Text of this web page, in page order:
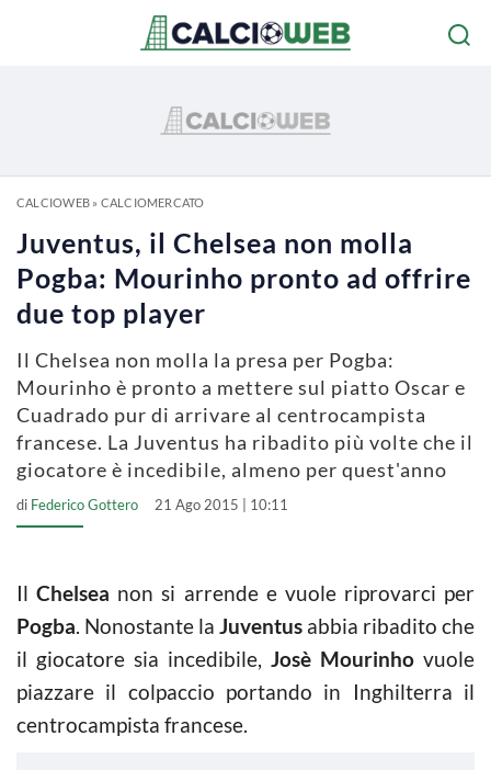
CALCIOWEB» CALCIOMERCATO
Juventus, il Chelsea non molla
Pogba: Mourinho pronto ad offrire
due top player
Il Chelsea non molla la presa per Pogba:
Mourinho è pronto a mettere sul piatto Oscar e
Cuadrado pur di arrivare al centrocampista
francese. La Juventus ha ribadito più volte che il
giocatore è incedibile, almeno per quest'anno
di Federico Gottero 21 Ago 2015 | 10:11
IlChelsea non si arrende e vuole riprovarci per
Pogba. Nonostante la Juventus abbia ribadito che
il giocatore sia incedibile, Josè Mourinho vuole
piazzare il colpaccio portando in Inghilterra il
centrocampista francese.